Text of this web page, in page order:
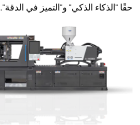
حقًا "الذكاء الذكي" و"التميز في الدقة".